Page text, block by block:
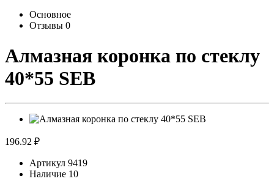
Основное
Отзывы 0
Алмазная коронка по стеклу
40*55 SEB
196.92 ₽
Артикул 9419
Наличие 10